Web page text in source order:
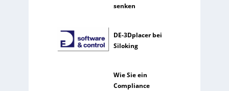
senken
DE-3Dplacer bei
Siloking
Wie Sie ein
Compliance